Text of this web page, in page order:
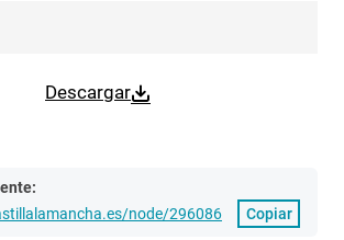
Descargar
node/296086
Copiar